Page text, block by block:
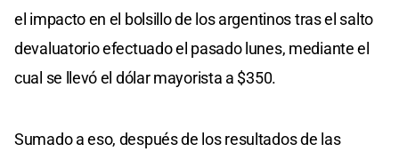
el impacto en el bolsillo de los argentinos tras el salto
devaluatorio efectuado el pasado lunes, mediante el
cual se llevó el dólar mayorista a $350.
Sumado a eso, después de los resultados de las